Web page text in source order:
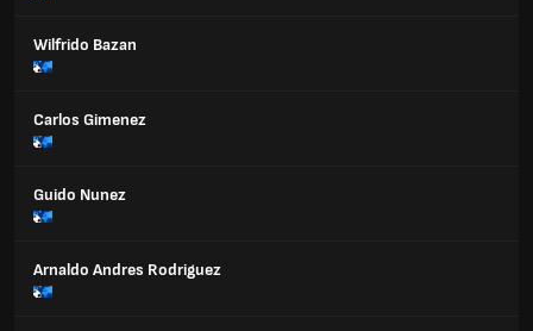
Wilfrido Bazan
Carlos Gimenez
Guido Nunez
Arnaldo Andres Rodriguez